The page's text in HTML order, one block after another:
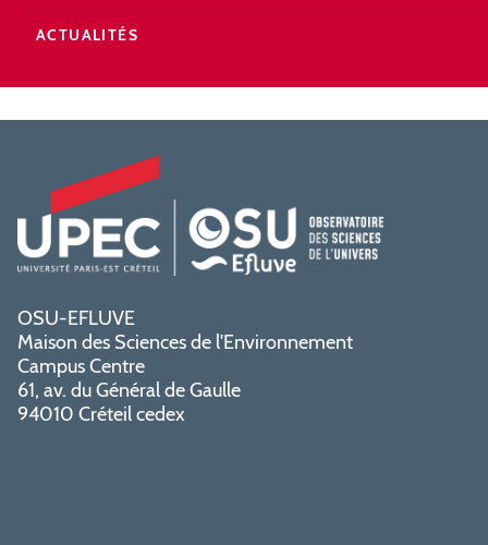
ACTUALITÉS
OSU-EFLUVE
Maison des Sciences de l'Environnement
Campus Centre
61, av. du Général de Gaulle
94010 Créteil cedex